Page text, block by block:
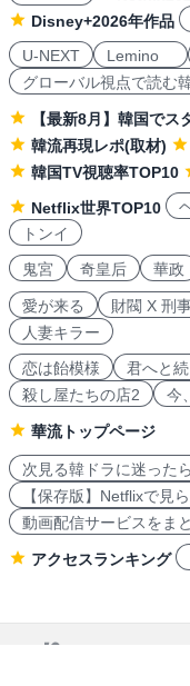
Disney+2026年作品
U-NEXT
Lemino
グローバル視点で読む
【最新8月】韓国で
韓流再現レポ(取材)
韓国TV視聴率TOP10
Netflix世界TOP10
トンイ
鬼宮
奇皇后 華政
愛が来る 財閥 X 刑
人妻キラー
恋は飴模様
君へと
殺し屋たちの店2
今
華流トップページ
次見る韓ドラに迷った
【保存版】Netflixで見
動画配信サービスをま
アクセスランキング